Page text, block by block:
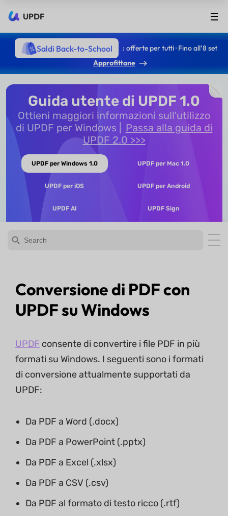
UPDF
Saldi Back-to-School
: offerte per tutti · Fino all’8 set
Approfittane
Guida utente di UPDF 1.0
Ottieni maggiori informazioni sull'utilizzo
di UPDF per Windows
Passa alla guida di
UPDF 2.0 >>>
UPDF per Windows 1.0 UPDF per Mac 1.0
UPDF per iOS UPDF per Android
UPDF AI UPDF Sign
Conversione di PDF con
UPDF su Windows
UPDF consente di convertire i file PDF in più
formati su Windows. I seguenti sono i formati
di conversione attualmente supportati da
UPDF:
Da PDF a Word (.docx)
Da PDF a PowerPoint (.pptx)
Da PDF a Excel (.xlsx)
Da PDF a CSV (.csv)
Da PDF al formato di testo ricco (.rtf)